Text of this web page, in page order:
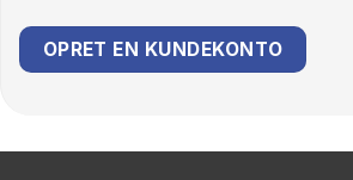
OPRET EN KUNDEKONTO